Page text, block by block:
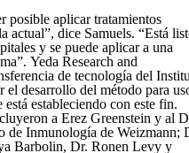
posible aplicar tratamientos
actual”, dice Samuels. “Está
y se puede aplicar a una
Yeda Research and
de tecnología del
el desarrollo del método para
estableciendo con este fin.
a Erez Greenstein y al
de Inmunología de Weizmann;
Barbolin, Dr. Ronen Levy y